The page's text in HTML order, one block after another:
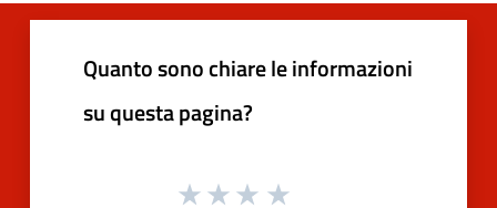
Quanto sono chiare le informazioni
su questa pagina?